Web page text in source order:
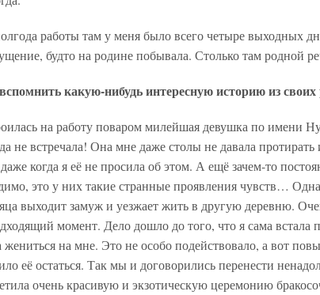
работы там у меня было всего четыре выходных
будто на родине побывала. Столько там родной
какую-нибудь интересную историю из своих
на работу поваром милейшая девушка по имени
не встречала! Она мне даже столы не давала протирать
когда я её не просила об этом. А ещё зачем-то
это у них такие странные проявления чувств…
выходит замуж и уезжает жить в другую деревню.
момент. Дело дошло до того, что я сама встала
на мне. Это не особо подействовало, а вот
её остаться. Так мы и договорились перенести
очень красивую и экзотическую церемонию